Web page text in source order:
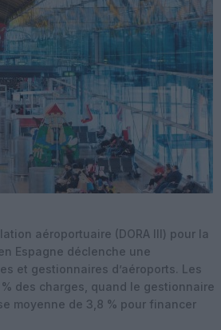
aéroportuaire (DORA III) pour la
Espagne déclenche une
et gestionnaires d’aéroports. Les
des charges, quand le gestionnaire
moyenne de 3,8 % pour financer